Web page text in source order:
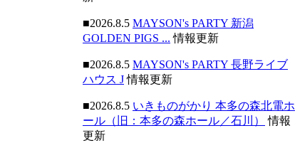
■2026.8.5 MAYSON's PARTY 新潟
GOLDEN PIGS ... 情報更新
■2026.8.5 MAYSON's PARTY 長野ライブ
ハウス J情報更新
■2026.8.5 いきものがかり 本多の森北電ホ
ール（旧：本多の森ホール／石川）
情報
更新